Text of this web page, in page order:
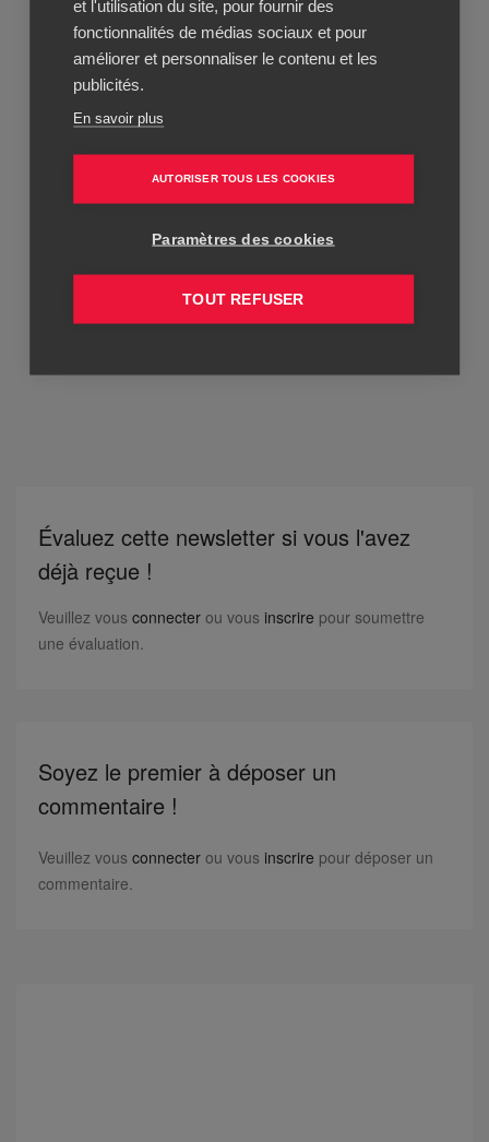
Évaluez cette newsletter si vous l'avez
déjà reçue !
Veuillez vous connecter ou vous inscrire pour soumettre
une évaluation.
Soyez le premier à déposer un
commentaire !
Veuillez vous connecter ou vous inscrire pour déposer un
commentaire.
et l'utilisation du site, pour fournir des
fonctionnalités de médias sociaux et pour
améliorer et personnaliser le contenu et les
publicités.
En savoir plus
AUTORISER TOUS LES COOKIES
Paramètres des cookies
TOUT REFUSER